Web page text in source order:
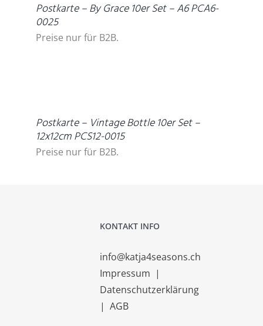
Postkarte – By Grace 10er Set – A6 PCA6-
0025
Preise nur für B2B.
Postkarte – Vintage Bottle 10er Set –
12x12cm PCS12-0015
Preise nur für B2B.
KONTAKT INFO
info@katja4seasons.ch
Impressum |
Datenschutzerklärung
| AGB